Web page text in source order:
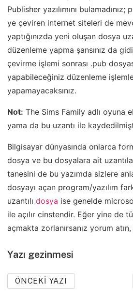
Publisher yazılımını bulamadınız;
ye çeviren internet siteleri de
yaptığınızda yeni oluşan dosya
düzenleme yapma şansınız da
çevirme işlemi sonrası .pub
yapabileceğiniz düzenleme
yapamayacaksınız.
Not: The Sims Family adlı oyuna
yama da bu uzantı ile
Bilgisayar dünyasında onlarca
dosya ve bu dosyalara ait
tanesini de bu yazımda sizlere
dosyayı açan program/yazılım
uzantılı dosya ise genelde
ile açılır cinstendir. Eğer yine de
açmakta zorlanırsanız yorum atın,
Yazı gezinmesi
ÖNCEKI YAZI